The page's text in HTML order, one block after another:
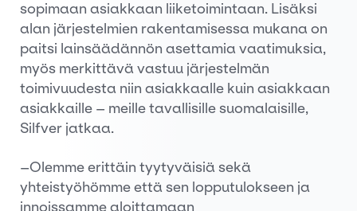
sopimaan asiakkaan liiketoimintaan. Lisäksi
alan järjestelmien rakentamisessa mukana on
paitsi lainsäädännön asettamia vaatimuksia,
myös merkittävä vastuu järjestelmän
toimivuudesta niin asiakkaalle kuin asiakkaan
asiakkaille – meille tavallisille suomalaisille,
Silfver jatkaa.
–Olemme erittäin tyytyväisiä sekä
yhteistyöhömme että sen lopputulokseen ja
innoissamme aloittamaan